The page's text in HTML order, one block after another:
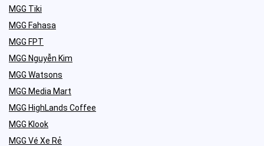
MGG Tiki
MGG Fahasa
MGG FPT
MGG Nguyễn Kim
MGG Watsons
MGG Media Mart
MGG HighLands Coffee
MGG Klook
MGG Vé Xe Rẻ